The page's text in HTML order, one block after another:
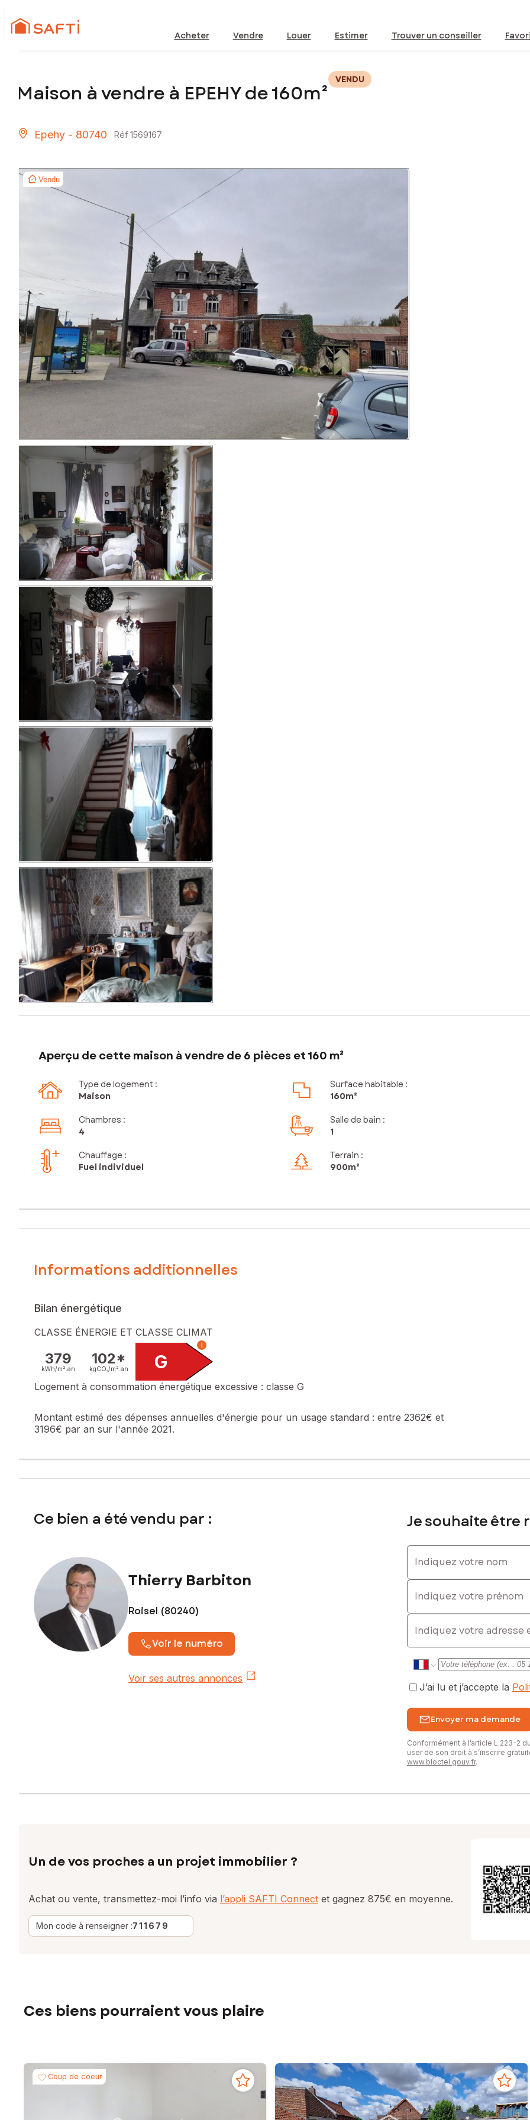
Acheter Vendre Louer Estimer Trouver un conseiller
Maison à vendre à EPEHY de 160m²
VENDU
Epehy - 80740 Réf 1569167
Vendu
Aperçu de cette maison à vendre de 6 pièces et 160 m²
Type de logement :
Maison
Surface habitable :
160m²
Chambres :
4
Salle de bain :
1
Chauffage :
Fuel individuel
Terrain :
900m²
Informations additionnelles
Bilan énergétique
CLASSE ÉNERGIE ET CLASSE CLIMAT
379
kWh/m². an
102*
kgCO₂/m². an G
i
Logement à consommation énergétique excessive : classe G
Montant estimé des dépenses annuelles d'énergie pour un usage standard : entre 2362€ et
3196€ par an sur l'année 2021.
Ce bien a été vendu par :
Thierry Barbiton
Roisel (80240)
Voir le numéro
Voir ses autres annonces
Je souhaite être
Indiquez votre nom
Indiquez votre prénom
E-mail
J’ai lu et j’accepte la
Envoyer ma demande
Conformément à l’article L.223-2
user de son droit à s’inscrire
www.bloctel.gouv.fr.
Un de vos proches a un projet immobilier ?
Achat ou vente, transmettez-moi l’info via l’appli SAFTI Connect et gagnez 875€ en moyenne.
Mon code à renseigner :711679
Ces biens pourraient vous plaire
Coup de coeur